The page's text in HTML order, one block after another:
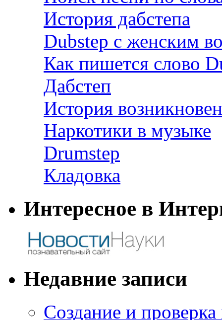
История дабстепа
Dubstep с женским
Как пишется слово
Дабстеп
История
Наркотики в музыке
Drumstep
Кладовка
Интересное в
Недавние записи
Создание и